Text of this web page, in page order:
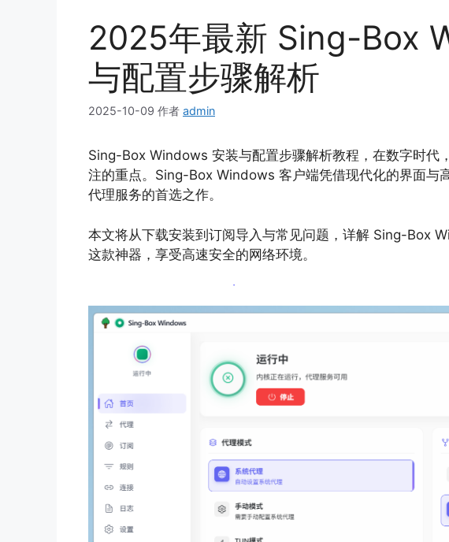
2025年最新 Sing-Box
与配置步骤解析
2025-10-09 作者 admin
Sing-Box Windows 安装与配置步骤解析教程，在数字时代
注的重点。Sing-Box Windows 客户端凭借现代化的界面与
代理服务的首选之作。
本文将从下载安装到订阅导入与常见问题，详解 Sing-Box
这款神器，享受高速安全的网络环境。